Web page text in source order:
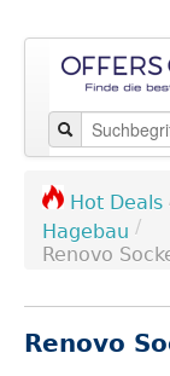
Hot Deals
Hagebau /
Renovo
Renovo